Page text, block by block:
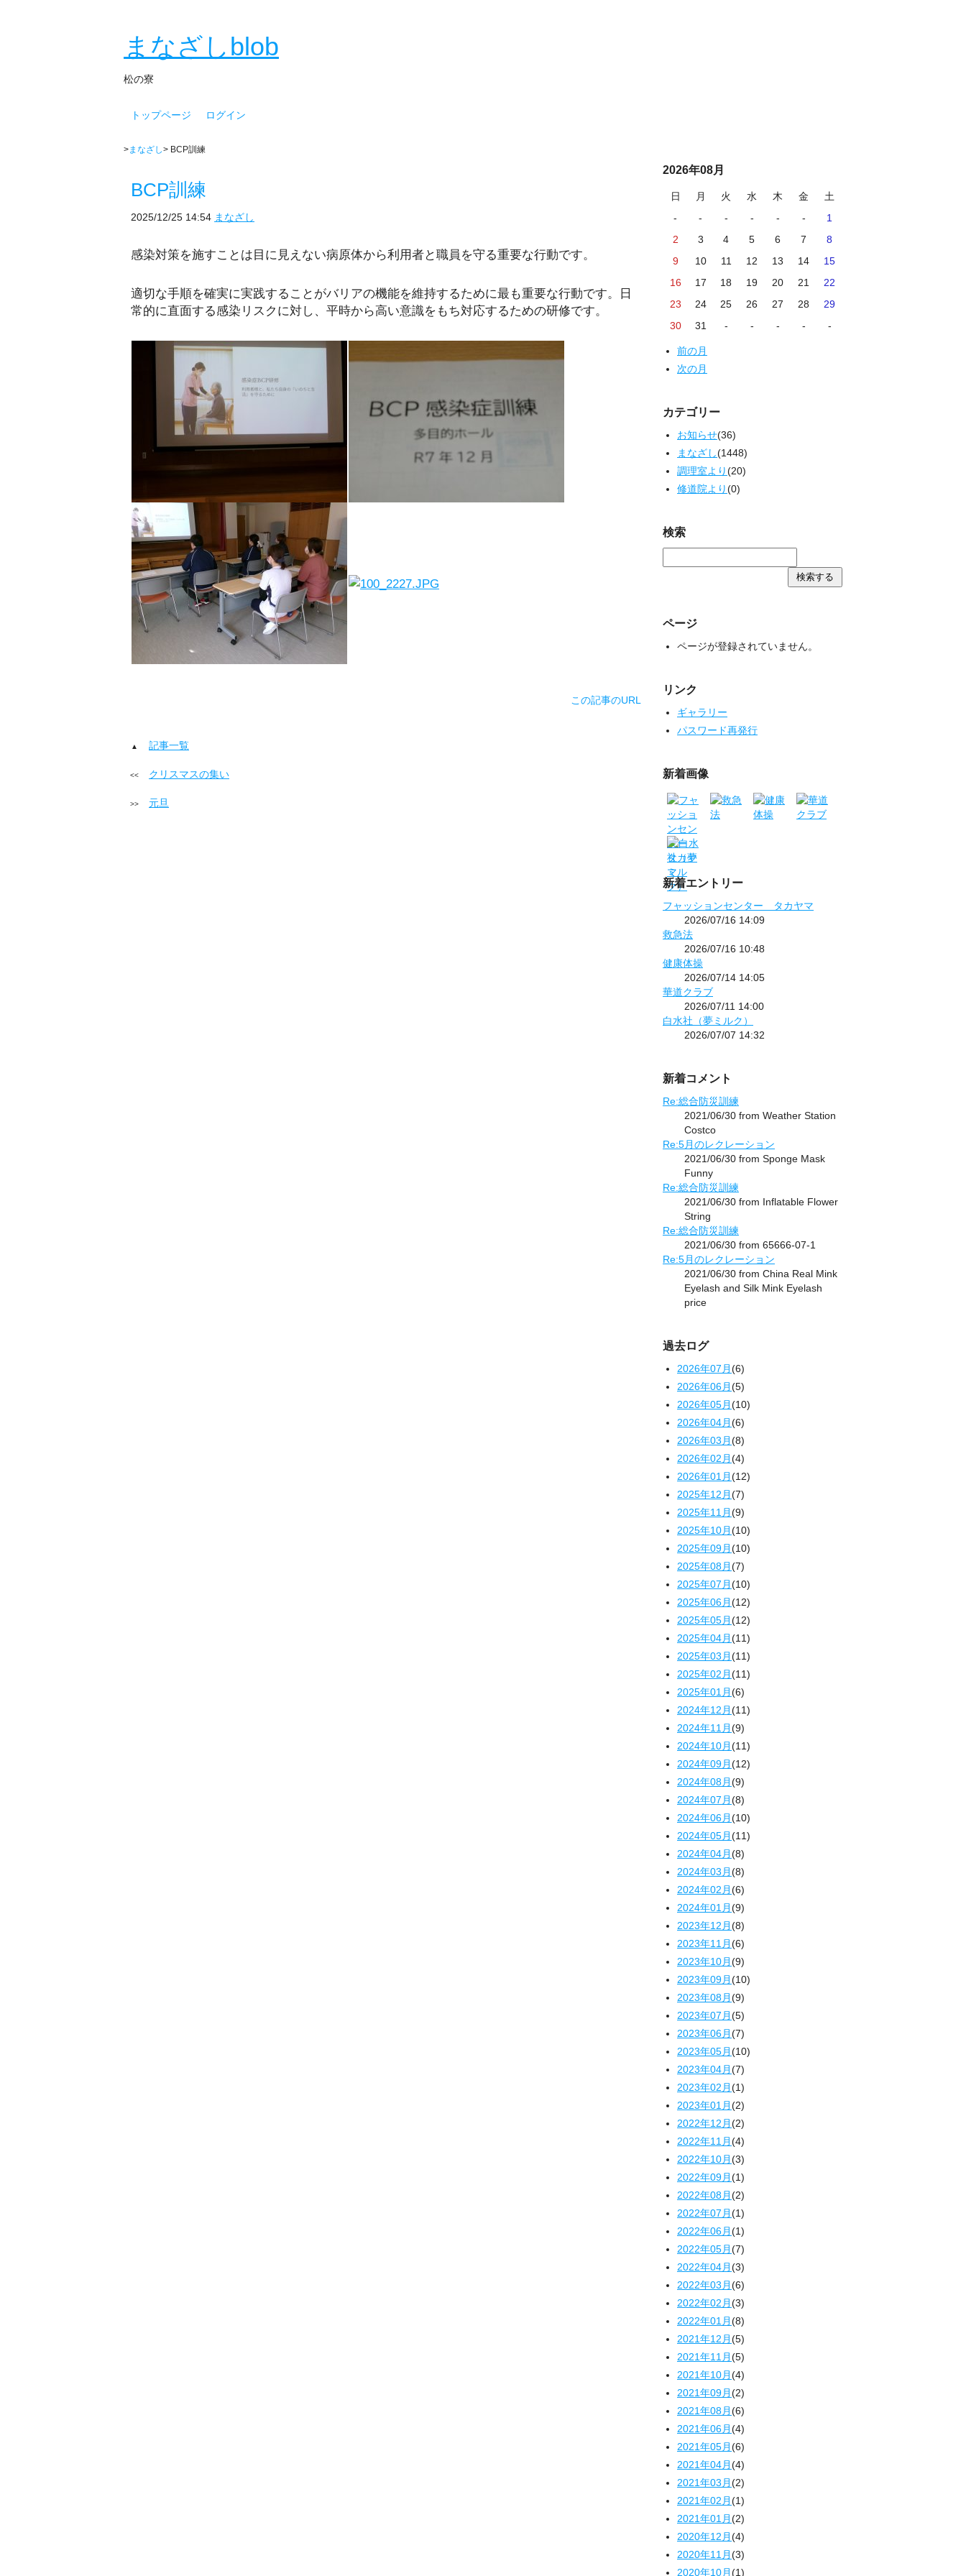
まなざしblob
松の寮
トップページ ログイン
>まなざし> BCP訓練
BCP訓練
2025/12/25 14:54 まなざし
感染対策を施すことは目に見えない病原体から利用者と職員を守る重要な行動です。
適切な手順を確実に実践することがバリアの機能を維持するために最も重要な行動です。日
常的に直面する感染リスクに対し、平時から高い意識をもち対応するための研修です。
この記事のURL
記事一覧
クリスマスの集い
元旦
2026年08月
日 月 火 水 木 金
土
-
- - - - -
1
2
3 4 5 6 7
8
9
10 11 12 13 14
15
16
17 18 19 20 21
22
23
24 25 26 27 28
29
30
31 - - - - -
前の月
次の月
カテゴリー
お知らせ(36)
まなざし(1448)
調理室より(20)
修道院より(0)
検索
ページ
ページが登録されていません。
リンク
ギャラリー
パスワード再発行
新着画像
新着エントリー
フャッションセンター タカヤマ
2026/07/16 14:09
救急法
2026/07/16 10:48
健康体操
2026/07/14 14:05
華道クラブ
2026/07/11 14:00
白水社（夢ミルク）
2026/07/07 14:32
新着コメント
Re:総合防災訓練
2021/06/30 from Weather Station
Costco
Re:5月のレクレーション
2021/06/30 from Sponge Mask
Funny
Re:総合防災訓練
2021/06/30 from Inflatable Flower
String
Re:総合防災訓練
2021/06/30 from 65666-07-1
Re:5月のレクレーション
2021/06/30 from China Real Mink
Eyelash and Silk Mink Eyelash
price
過去ログ
2026年07月(6)
2026年06月(5)
2026年05月(10)
2026年04月(6)
2026年03月(8)
2026年02月(4)
2026年01月(12)
2025年12月(7)
2025年11月(9)
2025年10月(10)
2025年09月(10)
2025年08月(7)
2025年07月(10)
2025年06月(12)
2025年05月(12)
2025年04月(11)
2025年03月(11)
2025年02月(11)
2025年01月(6)
2024年12月(11)
2024年11月(9)
2024年10月(11)
2024年09月(12)
2024年08月(9)
2024年07月(8)
2024年06月(10)
2024年05月(11)
2024年04月(8)
2024年03月(8)
2024年02月(6)
2024年01月(9)
2023年12月(8)
2023年11月(6)
2023年10月(9)
2023年09月(10)
2023年08月(9)
2023年07月(5)
2023年06月(7)
2023年05月(10)
2023年04月(7)
2023年02月(1)
2023年01月(2)
2022年12月(2)
2022年11月(4)
2022年10月(3)
2022年09月(1)
2022年08月(2)
2022年07月(1)
2022年06月(1)
2022年05月(7)
2022年04月(3)
2022年03月(6)
2022年02月(3)
2022年01月(8)
2021年12月(5)
2021年11月(5)
2021年10月(4)
2021年09月(2)
2021年08月(6)
2021年06月(4)
2021年05月(6)
2021年04月(4)
2021年03月(2)
2021年02月(1)
2021年01月(2)
2020年12月(4)
2020年11月(3)
2020年10月(1)